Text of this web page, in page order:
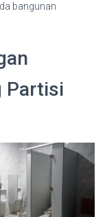
bangunan
Partisi